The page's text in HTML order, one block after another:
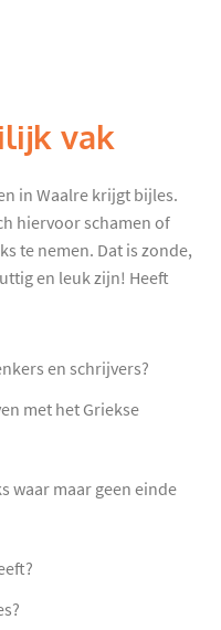
vak
in Waalre krijgt bijles.
hiervoor schamen of
te nemen. Dat is zonde,
en leuk zijn! Heeft
en schrijvers?
met het Griekse
waar maar geen einde